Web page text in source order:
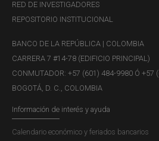
RED DE INVESTIGADORES
REPOSITORIO INSTITUCIONAL
BANCO DE LA REPÚBLICA | COLOMBIA
CARRERA 7 #14-78 (EDIFICIO PRINCIPAL)
CONMUTADOR: +57 (601) 484-9980 Ó +57
BOGOTÁ, D. C., COLOMBIA
Información de interés y ayuda
Calendario económico y feriados bancarios